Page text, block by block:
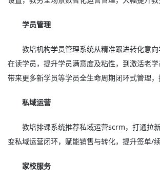
学员管理
教培机构学员管理系统从精准跟进转化意
在读学员，提升学员满意度及粘性，到激活老
带来更多新学员等学员全生命周期闭环式管理，
私域运营
教培排课系统推荐私域运营scrm，打通拉
变私域运营闭环，赋能销售与转化，提升签单/续
家校服务